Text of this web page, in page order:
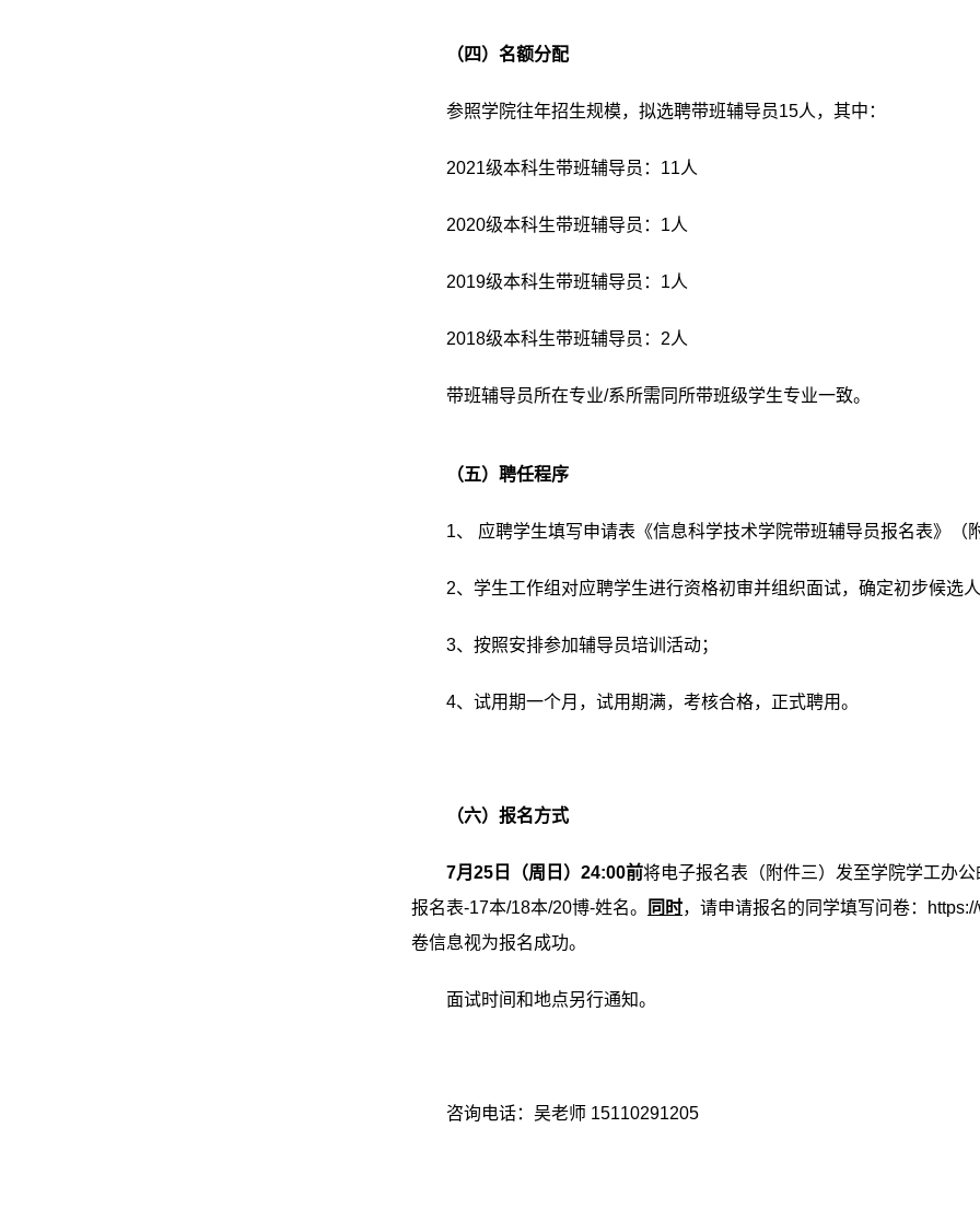
（四）名额分配
参照学院往年招生规模，拟选聘带班辅导员15人，其中：
2021级本科生带班辅导员： 11人
2020级本科生带班辅导员： 1人
2019级本科生带班辅导员： 1人
2018级本科生带班辅导员： 2人
带班辅导员所在专业/系所需同所带班级学生专业一致。
（五）聘任程序
1、 应聘学生填写申请表《信息科学技术学院带班辅导员报名表》（
2、学生工作组对应聘学生进行资格初审并组织面试，确定初步候选人
3、按照安排参加辅导员培训活动；
4、试用期一个月，试用期满，考核合格，正式聘用。
（六）报名方式
7月 25 日（周日） 24:00前将电子报名表（附件三）发至学院学工办公
报名表-17本/18本/20博-姓名。 同时，请申请报名的同学填写问卷：
卷信息视为报名成功。
面试时间和地点另行通知。
咨询电话：吴老师 15110291205